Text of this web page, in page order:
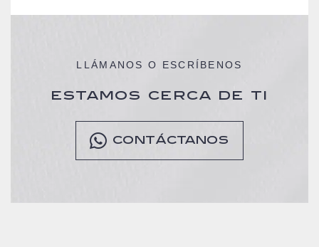
LLÁMANOS O ESCRÍBENOS
ESTAMOS CERCA DE TI
CONTÁCTANOS